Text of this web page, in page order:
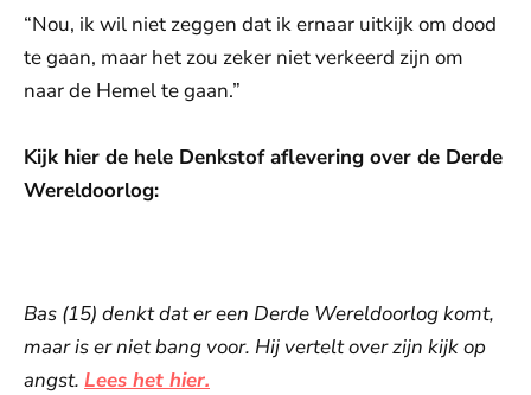
“Nou, ik wil niet zeggen dat ik ernaar uitkijk om dood
te gaan, maar het zou zeker niet verkeerd zijn om
naar de Hemel te gaan.”
Kijk hier de hele Denkstof aflevering over de Derde
Wereldoorlog:
De weergave van deze video vereist jouw
Bas (15) denkt dat er een Derde Wereldoorlog komt,
maar is er niet bang voor. Hij vertelt over zijn kijk op
angst. Lees het hier.